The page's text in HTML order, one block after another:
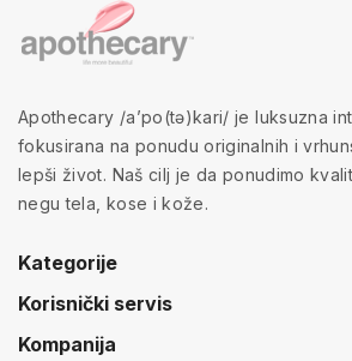
Apothecary /a’po(tə)kari/ je luksuzna
fokusirana na ponudu originalnih i
lepši život. Naš cilj je da ponudimo
negu tela, kose i kože.
Kategorije
Korisnički servis
Kompanija